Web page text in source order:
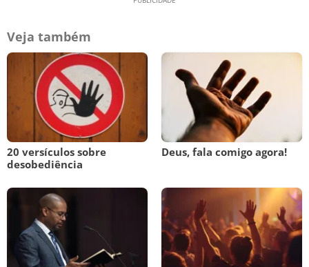
Veja também
20 versículos sobre
desobediência
Deus, fala comigo agora!